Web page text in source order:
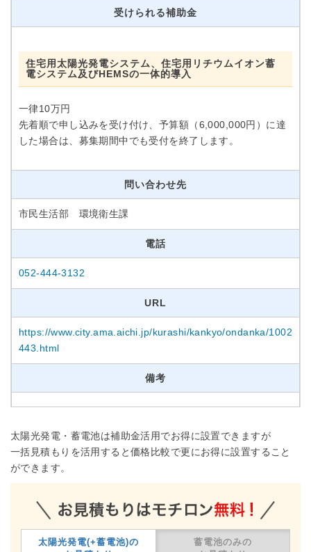
受けられる補助金
住宅用太陽光発電システム、住宅用リチウムイオン蓄
電システム及びHEMSの一体的導入
一律10万円
先着順で申し込みを受け付け、予算額（6,000,000円）に達
した場合は、募集期間中でも受付を終了します。
問い合わせ先
市民生活部 環境衛生課
電話
052-444-3132
URL
https://www.city.ama.aichi.jp/kurashi/kankyo/ondanka/1002
443.html
備考
太陽光発電・蓄電池は補助金活用でお得に設置できますが
一括見積もりを活用すると価格比較で更にお得に設置すること
ができます。
太陽光発電(+蓄電池)の
蓄電池のみの